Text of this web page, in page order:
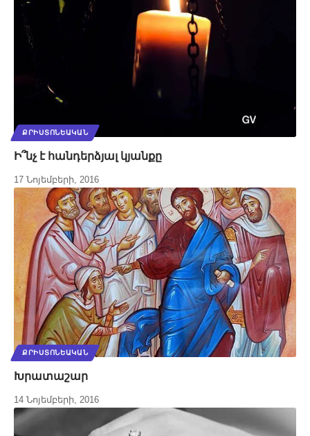
ՔՐԻՍՏՈՆԵԱԿԱՆ
Ի՞նչ է հանդերձյալ կյանքը
17 Նոյեմբերի, 2016
ՔՐԻՍՏՈՆԵԱԿԱՆ
Խրատաշար
14 Նոյեմբերի, 2016